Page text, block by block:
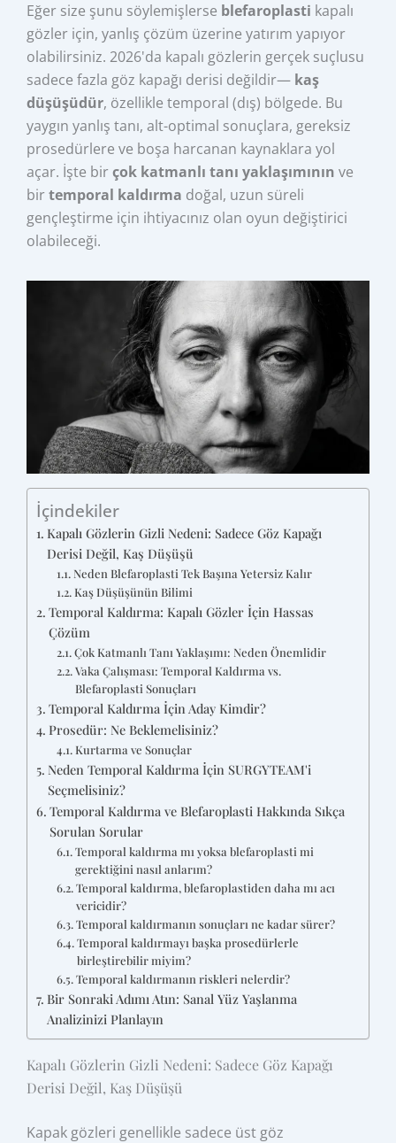
Eğer size şunu söylemişlerse blefaroplasti kapalı
gözler için, yanlış çözüm üzerine yatırım yapıyor
olabilirsiniz. 2026'da kapalı gözlerin gerçek suçlusu
sadece fazla göz kapağı derisi değildir— kaş
düşüşüdür, özellikle temporal (dış) bölgede. Bu
yaygın yanlış tanı, alt-optimal sonuçlara, gereksiz
prosedürlere ve boşa harcanan kaynaklara yol
açar. İşte birçok katmanlı tanı yaklaşımının ve
birtemporal kaldırma doğal, uzun süreli
gençleştirme için ihtiyacınız olan oyun değiştirici
olabileceği.
İçindekiler
Kapalı Gözlerin Gizli Nedeni: Sadece Göz Kapağı
Derisi Değil, Kaş Düşüşü
Neden Blefaroplasti Tek Başına Yetersiz Kalır
Kaş Düşüşünün Bilimi
Temporal Kaldırma: Kapalı Gözler İçin Hassas
Çözüm
Çok Katmanlı Tanı Yaklaşımı: Neden Önemlidir
Vaka Çalışması: Temporal Kaldırma vs.
Blefaroplasti Sonuçları
Temporal Kaldırma İçin Aday Kimdir?
Prosedür: Ne Beklemelisiniz?
Kurtarma ve Sonuçlar
Neden Temporal Kaldırma İçin SURGYTEAM'i
Seçmelisiniz?
Temporal Kaldırma ve Blefaroplasti Hakkında Sıkça
Sorulan Sorular
Temporal kaldırma mı yoksa blefaroplasti mi
gerektiğini nasıl anlarım?
Temporal kaldırma, blefaroplastiden daha mı acı
vericidir?
Temporal kaldırmanın sonuçları ne kadar sürer?
Temporal kaldırmayı başka prosedürlerle
birleştirebilir miyim?
Temporal kaldırmanın riskleri nelerdir?
Bir Sonraki Adımı Atın: Sanal Yüz Yaşlanma
Analizinizi Planlayın
Kapalı Gözlerin Gizli Nedeni: Sadece Göz Kapağı
Derisi Değil, Kaş Düşüşü
Kapak gözleri genellikle sadece üst göz